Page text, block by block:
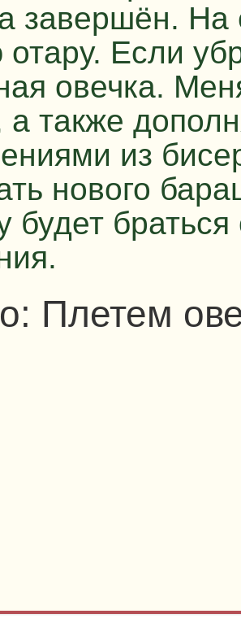
завершён. На
Если
овечка.
а также
из
нового
будет
Плетем